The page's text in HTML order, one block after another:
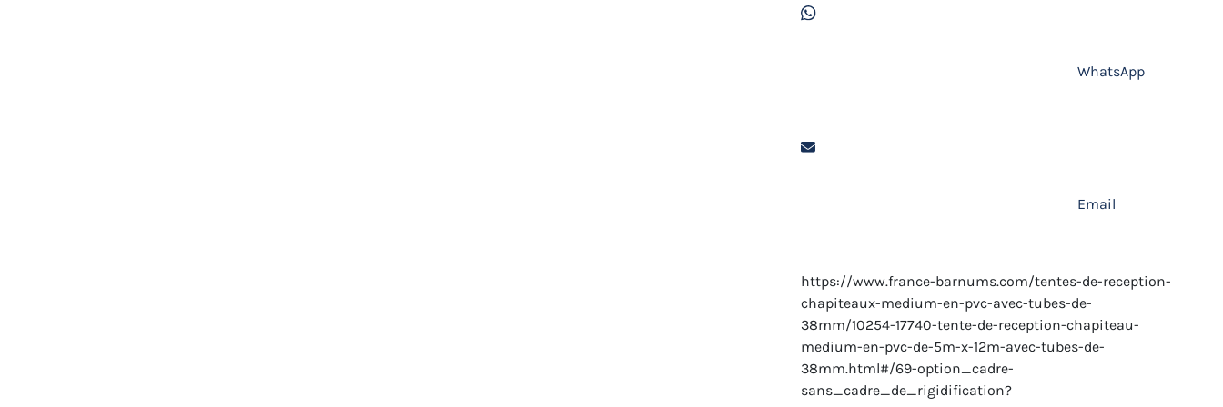
WhatsApp
Email
https://www.france-barnums.com/tentes-de-reception-
chapiteaux-medium-en-pvc-avec-tubes-de-
38mm/10254-17740-tente-de-reception-chapiteau-
medium-en-pvc-de-5m-x-12m-avec-tubes-de-
38mm.html#/69-option_cadre-
sans_cadre_de_rigidification?